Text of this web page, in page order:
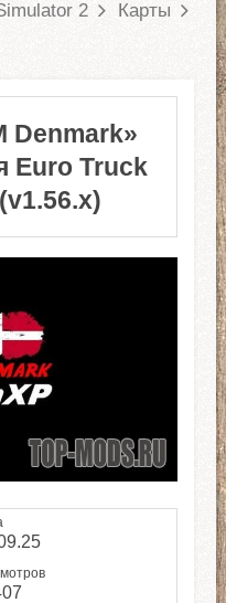
2
Карты
Denmark»
Euro Truck